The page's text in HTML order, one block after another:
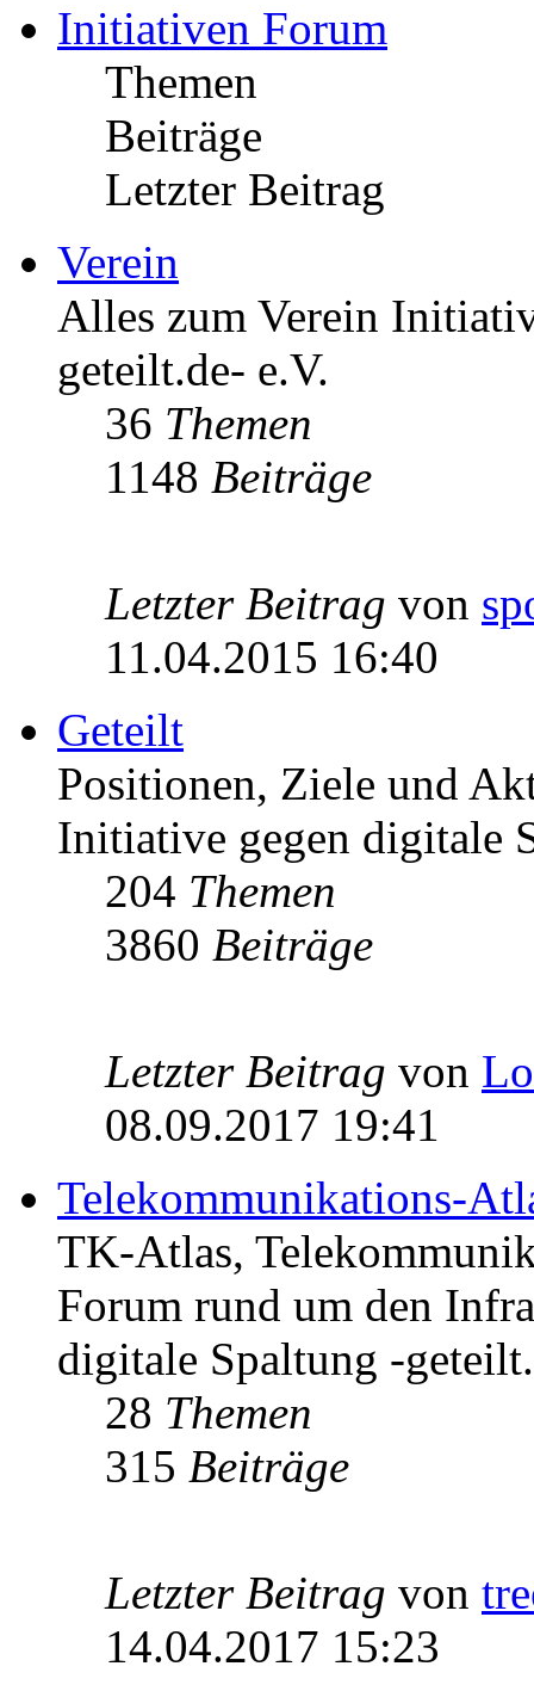
Initiativen Forum
Themen
Beiträge
Letzter Beitrag
Verein
Alles zum Verein
geteilt.de- e.V.
36 Themen
1148 Beiträge
Letzter Beitrag von
11.04.2015 16:40
Geteilt
Positionen, Ziele und
Initiative gegen digitale
204 Themen
3860 Beiträge
Letzter Beitrag von
08.09.2017 19:41
Telekommunikations-
TK-Atlas,
Forum rund um den
digitale Spaltung -
28 Themen
315 Beiträge
Letzter Beitrag von
14.04.2017 15:23